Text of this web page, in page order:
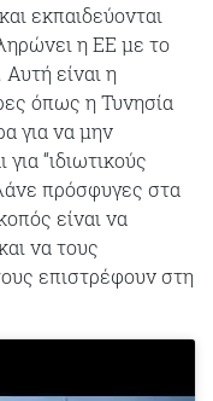
εκπαιδεύονται
η ΕΕ με το
είναι η
όπως η Τυνησία
για να μην
“ιδιωτικούς
πρόσφυγες στα
είναι να
να τους
επιστρέφουν στη